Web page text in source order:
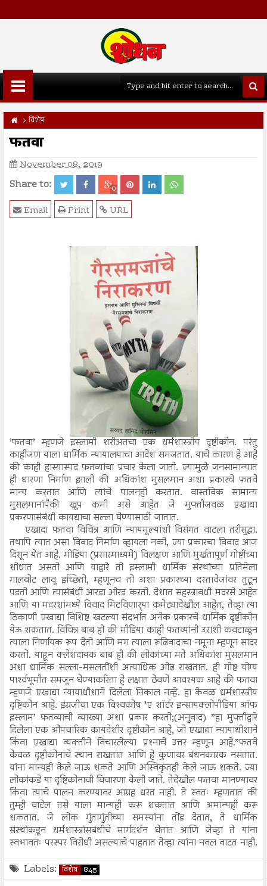
विशेष
फतवा
November 08, 2019
Share to: 0
URL
Print
Email
’फतवा’ म्हणजे इस्लामी शरीअतचा एक धर्मशास्त्रीय दृष्टीकोन. परंतु
काहीजण याला धार्मिक न्यायालयाचा आदेश समजतात. याचे कारण हे आहे
की काही हास्यास्पद फतव्यांचा प्रचार केला जातो. ज्यामुळे जनसामान्यात
ही धारणा निर्माण झाली की अधिकांश मुसलमान अशा प्रकारचे फतवे
मान्य करतात आणि त्यांचे पालनही करतात. वास्तविक सामान्य
मुसलमानांपैकी खूप कमी असे आहेत जे मुफ्तीजवळ एखाद्या
प्रकरणासंबंधी कायद्याचा सल्ला घेण्यासाठी जातात.
एखादा फतवा विचित्र आणि न्यायमूल्यांशी विसंगत वाटला तरीसुद्धा.
तथापि त्यात असा विवाद निर्माण व्हायला नको, ज्या प्रकारचा विवाद आज
दिसून येत आहे. मीडिया (प्रसारमाध्यमे) विलक्षण आणि मुर्खतापूर्ण गोष्टींच्या
शोधात असतो आणि याद्वारे तो इस्लामी धार्मिक संस्थांच्या प्रतिमेला
गालबोट लावू इच्छितो, म्हणूनच तो अशा प्रकारच्या दस्तावेजांवर तुटून
पडतो आणि त्यासंबंधी आरडा ओरड करतो. देशात सहस्त्रावधी मदरसे आहेत
आणि या मदरशांमध्ये विवाद मिटविणार्‍या कमेट्यादेखील आहेत, तेव्हा त्या
ठिकाणी एखाद्या विशिष्ट खटल्या संदर्भात अनेक प्रकारचे धार्मिक दृष्टीकोन
येऊ शकतात. विचित्र बाब ही की मीडिया काही फतव्यांनी उराशी कवटाळून
त्याला निर्णायक रूप देतो आणि मग त्याला रूढिवादाचा नमूना म्हणून सादर
करतो. याहून क्लेशदायक बाब ही की लोकांच्या मते अधिकांश मुसलमान
अशा धार्मिक सल्ला-मसलतींशी अत्याधिक ओढ राखतात. ही गोष्ट योग्य
पार्श्‍वभूमीत समजून घेण्याकरिता हे लक्षात ठेवणे आवश्यक आहे की फतवा
म्हणजे एखाद्या न्यायाधीशाने दिलेला निकाल नव्हे. हा केवळ धर्मशास्त्रीय
दृष्टिकोन आहे. इंग्रजीचा एक विश्‍वकोष ’ए शॉर्टर इन्सायक्लोपीडिया ऑफ
इस्लाम’ फतव्याची व्याख्या अशा प्रकार करतो;(अनुवाद) ”हा मुफ्तीद्वारे
दिलेला एक औपचारिक कायदेशीर दृष्टीकोन आहे, जो एखाद्या न्यायाधीशाने
किंवा एखाद्या व्यक्तीने विचारलेल्या प्रश्‍नाचे उत्तर म्हणून आहे.”फतवे
केवळ दृष्टीकोनाचे स्थान राखतात आणि हे कुणावर बंधनकारक नसतात.
यांना मान्यही केले जाऊ शकते आणि अस्विकृतही केले जाऊ शकते. ज्या
लोकांकडे या दृष्टिकोनाची विचारणा केली जाते. तेदेखील फतवा मानण्यावर
किंवा त्याचे पालन करण्यावर आग्रह धरत नाही. ते स्वतः म्हणतात की
तुम्ही वाटेल तसे याला मान्यही करू शकतात आणि अमान्यही करू
शकतात. जे लोक गुंतागुंतीच्या समस्यांना तोंड देतात, ते धार्मिक
संस्थांकडून धर्मशास्त्रांसबंधीचे मार्गदर्शन घेतात आणि जेव्हा ते यांना
स्वभावतः परस्पर विरोधी असल्याचे पाहतात तेव्हा त्यांना नवल वाटत नाही.
Labels: विशेष 845